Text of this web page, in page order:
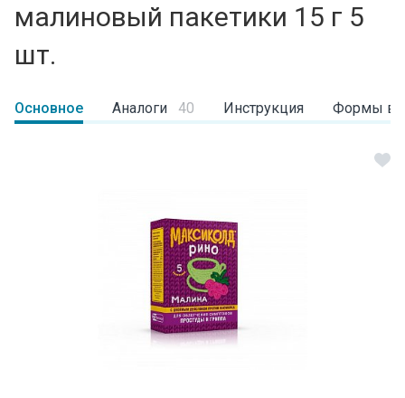
малиновый пакетики 15 г 5
шт.
Основное Аналоги 40 Инструкция Формы